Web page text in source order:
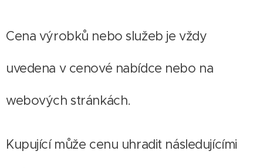
Cena výrobků nebo služeb je vždy
uvedena v cenové nabídce nebo na
webových stránkách.
Kupující může cenu uhradit následujícími